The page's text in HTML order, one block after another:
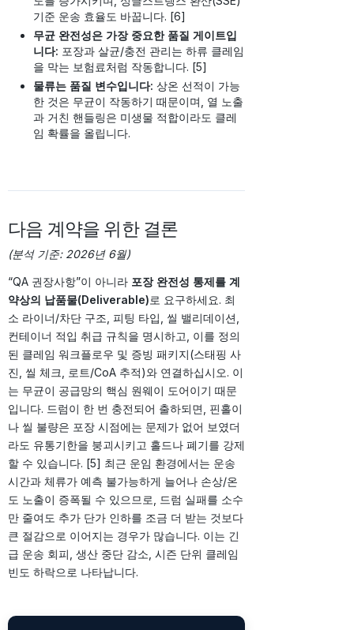
기준 운송 효율도 바꿉니다. [6]
무균 완전성은 가장 중요한 품질 게이트입
니다: 포장과 살균/충전 관리는 하류 클레임
을 막는 보험료처럼 작동합니다. [5]
물류는 품질 변수입니다: 상온 선적이 가능
한 것은 무균이 작동하기 때문이며, 열 노출
과 거친 핸들링은 미생물 적합이라도 클레
임 확률을 올립니다.
다음 계약을 위한 결론
(분석 기준: 2026년 6월)
“QA 권장사항”이 아니라 포장 완전성 통제를 계
약상의 납품물(Deliverable)로 요구하세요. 최
소 라이너/차단 구조, 피팅 타입, 씰 밸리데이션,
컨테이너 적입 취급 규칙을 명시하고, 이를 정의
된 클레임 워크플로우 및 증빙 패키지(스태핑 사
진, 씰 체크, 로트/CoA 추적)와 연결하십시오. 이
는 무균이 공급망의 핵심 원웨이 도어이기 때문
입니다. 드럼이 한 번 충전되어 출하되면, 핀홀이
나 씰 불량은 포장 시점에는 문제가 없어 보였더
라도 유통기한을 붕괴시키고 홀드나 폐기를 강제
할 수 있습니다. [5] 최근 운임 환경에서는 운송
시간과 체류가 예측 불가능하게 늘어나 손상/온
도 노출이 증폭될 수 있으므로, 드럼 실패를 소수
만 줄여도 추가 단가 인하를 조금 더 받는 것보다
큰 절감으로 이어지는 경우가 많습니다. 이는 긴
급 운송 회피, 생산 중단 감소, 시즌 단위 클레임
빈도 하락으로 나타납니다.